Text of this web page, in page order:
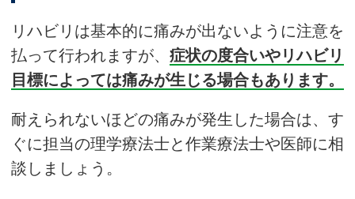
リハビリは基本的に痛みが出ないように注意を
払って行われますが、 症状の度合いやリハビリ
目標によっては痛みが生じる場合もあります。
耐えられないほどの痛みが発生した場合は、す
ぐに担当の理学療法士と作業療法士や医師に相
談しましょう。